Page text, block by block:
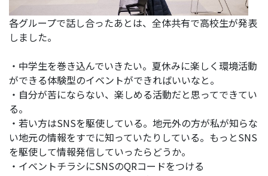
各グループで話し合ったあとは、全体共有で高校生が発表
しました。
・中学生を巻き込んでいきたい。夏休みに楽しく環境活動
ができる体験型のイベントができればいいなと。
・自分が苦にならない、楽しめる活動だと思ってできてい
る。
・若い方はSNSを駆使している。地元外の方が私が知らな
い地元の情報をすでに知っていたりしている。もっとSNS
を駆使して情報発信していったらどうか。
・イベントチラシにSNSのQRコードをつける